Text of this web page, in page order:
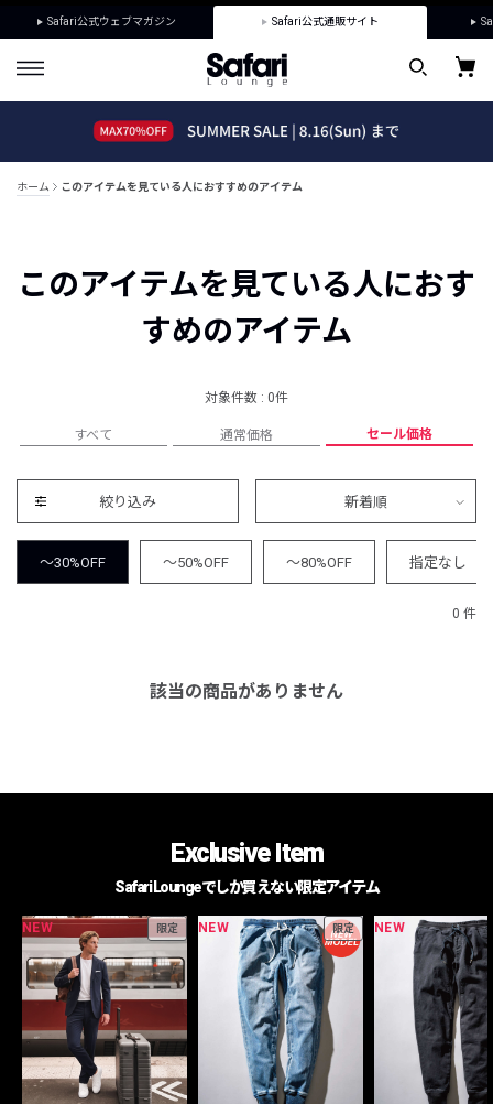
Safari公式ウェブマガジン Safari公式通販サイト
ホーム このアイテムを見ている人におすすめのアイテム
このアイテムを見ている人におす
すめのアイテム
対象件数 : 0件
すべて 通常価格 セール価格
絞り込み 新着順
～30%OFF ～50%OFF ～80%OFF 指定なし
0 件
該当の商品がありません
Exclusive Item
Safari Loungeでしか買えない限定アイテム
NEW 限定 NEW 限定 NEW